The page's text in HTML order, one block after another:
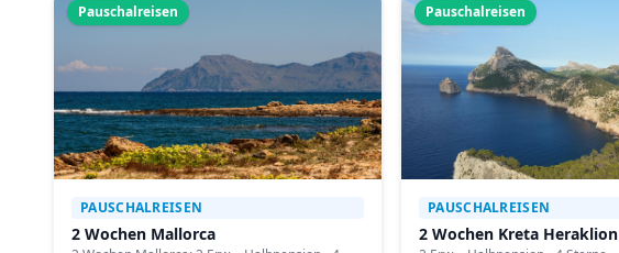
Pauschalreisen
PAUSCHALREISEN
2 Wochen Mallorca
Pauschalreisen
PAUSCHALREISEN
2 Wochen Kreta Heraklion